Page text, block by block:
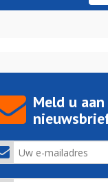
Meld u